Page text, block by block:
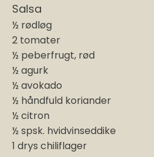
Salsa
½ rødløg
2 tomater
½ peberfrugt, rød
½ agurk
½ avokado
½ håndfuld koriander
½ citron
½ spsk. hvidvinseddike
1 drys chiliflager